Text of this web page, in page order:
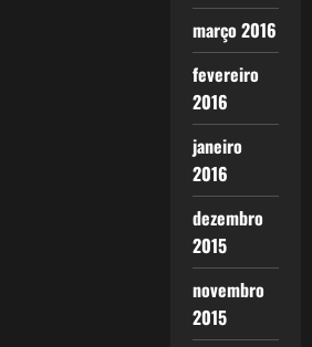
março 2016
fevereiro
2016
janeiro
2016
dezembro
2015
novembro
2015